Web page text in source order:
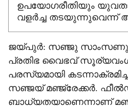
ഉപയോഗരീതിയും
വളർച്ച തടയുന്നുവെന്ന്
ജയ്പുർ: സഞ്ജു സാംസണു
പ്രതിഭ വൈഭവ്
പരസ്യമായി
സഞ്ജയ് മഞ്ജ്രേക്കർ.
ബാധ്യതയാണെന്നാണ്